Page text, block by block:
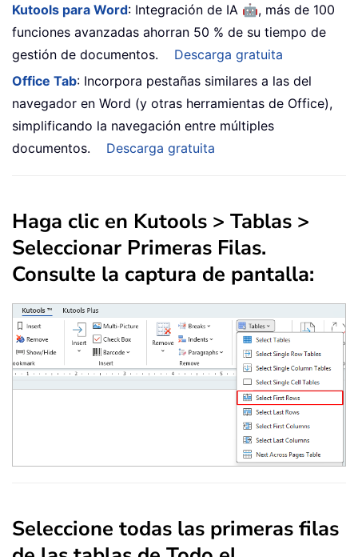
Kutools para Word: Integración de IA 🤖, más de 100
funciones avanzadas ahorran 50 % de su tiempo de
gestión de documentos.
Descarga gratuita
Office Tab: Incorpora pestañas similares a las del
navegador en Word (y otras herramientas de Office),
simplificando la navegación entre múltiples
documentos.
Descarga gratuita
Haga clic en Kutools > Tablas >
Seleccionar Primeras Filas.
Consulte la captura de pantalla:
Seleccione todas las primeras filas